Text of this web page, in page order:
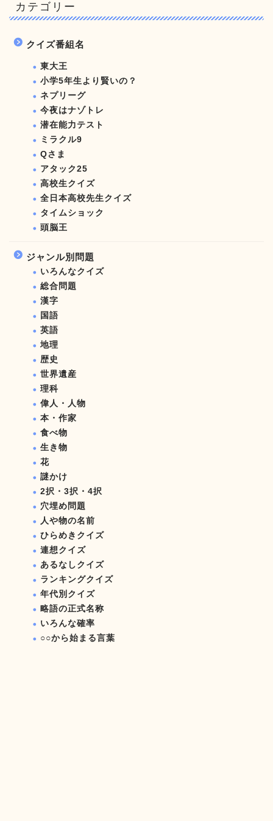
カテゴリー
クイズ番組名
東大王
小学5年生より賢いの？
ネプリーグ
今夜はナゾトレ
潜在能力テスト
ミラクル9
Qさま
アタック25
高校生クイズ
全日本高校先生クイズ
タイムショック
頭脳王
ジャンル別問題
いろんなクイズ
総合問題
漢字
国語
英語
地理
歴史
世界遺産
理科
偉人・人物
本・作家
食べ物
生き物
花
謎かけ
2択・3択・4択
穴埋め問題
人や物の名前
ひらめきクイズ
連想クイズ
あるなしクイズ
ランキングクイズ
年代別クイズ
略語の正式名称
いろんな確率
○○から始まる言葉